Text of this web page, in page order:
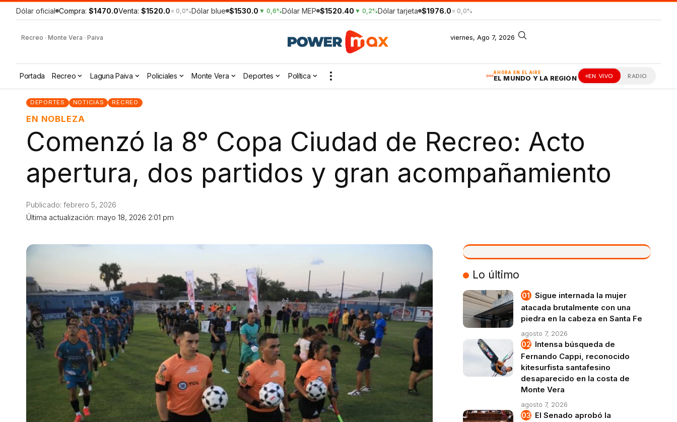
Dólar oficial Compra: $1470.0Venta: $1520.0 = 0,0%Dólar blue $1530.0 ▼ 0,6%Dólar MEP $1520.40 ▼ 0,2%Dólar tarjeta $1976.0 = 0,0%
Recreo · Monte Vera · Paiva viernes, Ago 7, 2026
AHORA EN EL AIRE
EL MUNDO Y LA REGIÓN EN VIVO RADIO
Portada Recreo Laguna Paiva Policiales Monte Vera Deportes Política
DEPORTES NOTICIAS RECREO
EN NOBLEZA
Comenzó la 8° Copa Ciudad de Recreo: Acto
apertura, dos partidos y gran acompañamiento
Última actualización: mayo 18, 2026 2:01 pm
Publicado: febrero 5, 2026
VIVO
Lo último
Sigue internada la mujer
atacada brutalmente con una
piedra en la cabeza en Santa Fe
agosto 7, 2026
Intensa búsqueda de
Fernando Cappi, reconocido
kitesurfista santafesino
desaparecido en la costa de
Monte Vera
agosto 7, 2026
El Senado aprobó la